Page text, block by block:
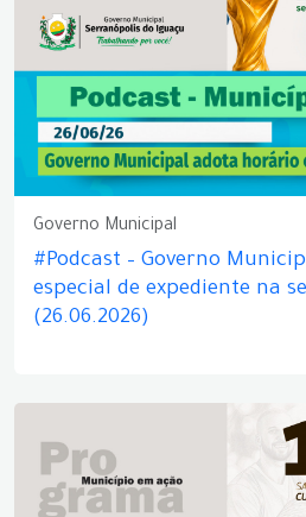
Governo Municipal
#Podcast – Governo
especial de expediente na
(26.06.2026)